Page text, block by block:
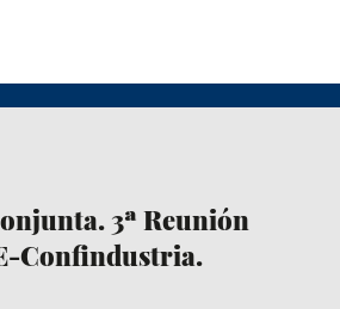
3ª Reunión
Confindustria.